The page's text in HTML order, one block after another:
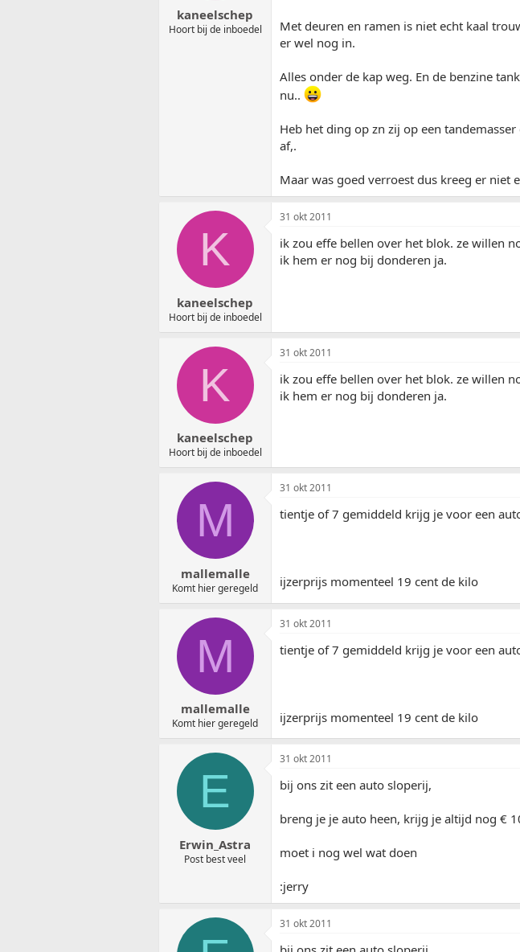
kaneelschep
Hoort bij de inboedel Met deuren en ramen is niet echt kaal
er wel nog in.
Alles onder de kap weg. En de benzine
nu..
Heb het ding op zn zij op een
af,.
Maar was goed verroest dus kreeg er niet
K
kaneelschep
Hoort bij de inboedel
31 okt 2011
ik zou effe bellen over het blok. ze willen
ik hem er nog bij donderen ja.
K
kaneelschep
Hoort bij de inboedel
31 okt 2011
ik zou effe bellen over het blok. ze willen
ik hem er nog bij donderen ja.
M
mallemalle
Komt hier geregeld
31 okt 2011
tientje of 7 gemiddeld krijg je voor een
ijzerprijs momenteel 19 cent de kilo
M
mallemalle
Komt hier geregeld
31 okt 2011
tientje of 7 gemiddeld krijg je voor een
ijzerprijs momenteel 19 cent de kilo
E
Erwin_Astra
Post best veel
31 okt 2011
bij ons zit een auto sloperij,
breng je je auto heen, krijg je altijd nog €
moet i nog wel wat doen
:jerry
31 okt 2011